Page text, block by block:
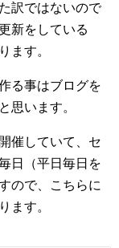
訳ではないので
新をしている
ます。
る事はブログを
思います。
催していて、セ
日（平日毎日を
ので、こちらに
ます。